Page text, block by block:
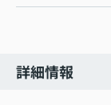
詳細情報